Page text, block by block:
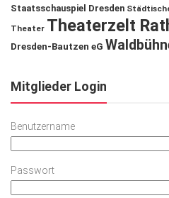
Staatsschauspiel Dresden
Theater Theaterzelt
Dresden-Bautzen eG
Mitglieder Login
Benutzername
Passwort